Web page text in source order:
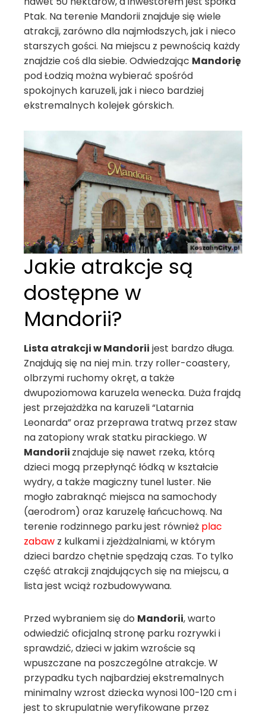
Ptak. Na terenie Mandorii znajduje się wiele
atrakcji, zarówno dla najmłodszych, jak i nieco
starszych gości. Na miejscu z pewnością każdy
znajdzie coś dla siebie. Odwiedzając Mandorię
pod Łodzią można wybierać spośród
spokojnych karuzeli, jak i nieco bardziej
ekstremalnych kolejek górskich.
Jakie atrakcje są
dostępne w
Mandorii?
Lista atrakcji w Mandorii jest bardzo długa.
Znajdują się na niej m.in. trzy roller-coastery,
olbrzymi ruchomy okręt, a także
dwupoziomowa karuzela wenecka. Duża frajdą
jest przejażdżka na karuzeli “Latarnia
Leonarda” oraz przeprawa tratwą przez staw
na zatopiony wrak statku pirackiego. W
Mandorii znajduje się nawet rzeka, którą
dzieci mogą przepłynąć łódką w kształcie
wydry, a także magiczny tunel luster. Nie
mogło zabraknąć miejsca na samochody
(aerodrom) oraz karuzelę łańcuchową. Na
terenie rodzinnego parku jest również plac
zabaw z kulkami i zjeżdżalniami, w którym
dzieci bardzo chętnie spędzają czas. To tylko
część atrakcji znajdujących się na miejscu, a
lista jest wciąż rozbudowywana.
Przed wybraniem się do Mandorii, warto
odwiedzić oficjalną stronę parku rozrywki i
sprawdzić, dzieci w jakim wzroście są
wpuszczane na poszczególne atrakcje. W
przypadku tych najbardziej ekstremalnych
minimalny wzrost dziecka wynosi 100-120 cm i
jest to skrupulatnie weryfikowane przez